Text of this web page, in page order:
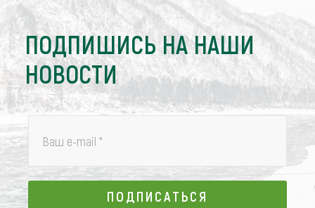
ПОДПИШИСЬ НА НАШИ
НОВОСТИ
Ваш e-mail *
ПОДПИСАТЬСЯ